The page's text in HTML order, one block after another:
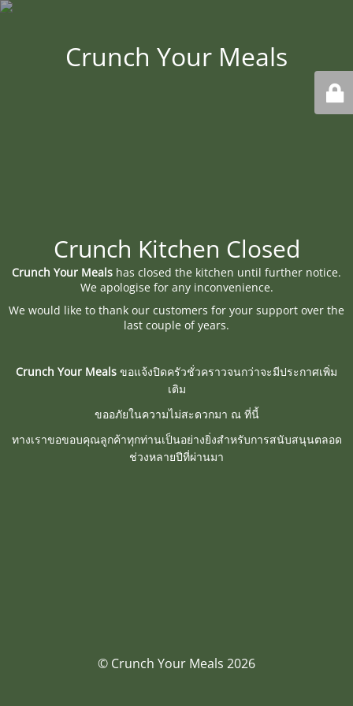
Crunch Your Meals
Crunch Kitchen Closed
Crunch Your Meals has closed the kitchen until further notice.
We apologise for any inconvenience.
We would like to thank our customers for your support over the
last couple of years.
Crunch Your Meals ขอแจ้งปิดครัวชั่วคราวจนกว่าจะมีประกาศเพิ่ม
เติม
ขออภัยในความไม่สะดวกมา ณ ที่นี้
ทางเราขอขอบคุณลูกค้าทุกท่านเป็นอย่างยิ่งสำหรับการสนับสนุนตลอด
ช่วงหลายปีที่ผ่านมา
© Crunch Your Meals 2026